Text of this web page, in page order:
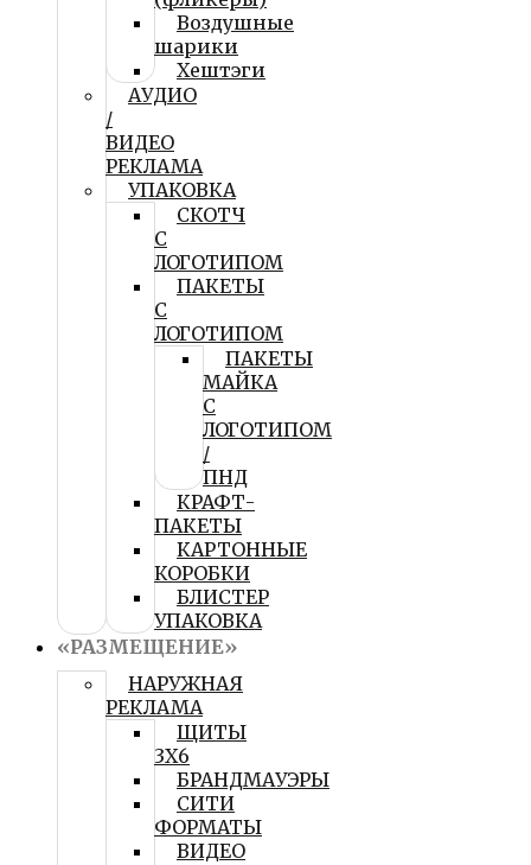
Воздушные
шарики
Хештэги
АУДИО
/
ВИДЕО
РЕКЛАМА
УПАКОВКА
СКОТЧ
С
ЛОГОТИПОМ
ПАКЕТЫ
С
ЛОГОТИПОМ
ПАКЕТЫ
МАЙКА
С
ЛОГОТИПОМ
/
ПНД
КРАФТ-
ПАКЕТЫ
КАРТОННЫЕ
КОРОБКИ
БЛИСТЕР
УПАКОВКА
«РАЗМЕЩЕНИЕ»
НАРУЖНАЯ
РЕКЛАМА
ЩИТЫ
3Х6
БРАНДМАУЭРЫ
СИТИ
ФОРМАТЫ
ВИДЕО